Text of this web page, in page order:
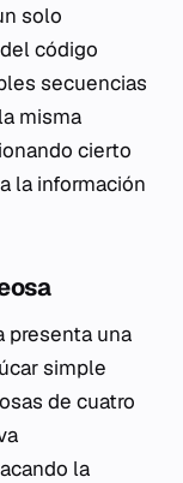
solo
código
secuencias
misma
cierto
la información
presenta una
simple
de cuatro
la